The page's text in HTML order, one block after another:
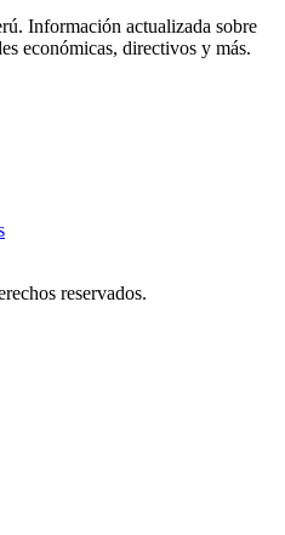
Información actualizada sobre
económicas, directivos y más.
reservados.